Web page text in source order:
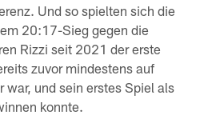
Und so spielten sich die
20:17-Sieg gegen die
Rizzi seit 2021 der erste
zuvor mindestens auf
war, und sein erstes Spiel als
konnte.